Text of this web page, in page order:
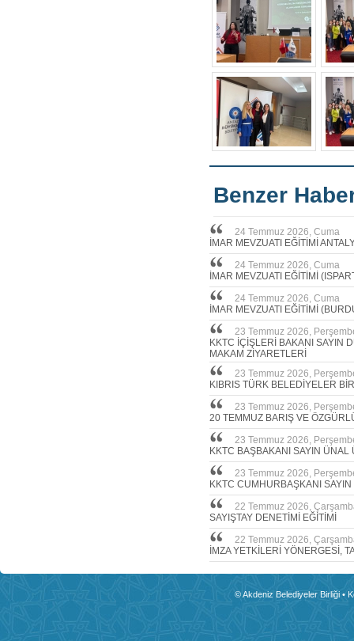
Benzer
24 Temmuz 2026, Cuma
İMAR MEVZUATI EĞİTİMİ
24 Temmuz 2026, Cuma
İMAR MEVZUATI EĞİTİMİ
24 Temmuz 2026, Cuma
İMAR MEVZUATI EĞİTİMİ
23 Temmuz 2026,
KKTC İÇİŞLERİ BAKANI SAYIN
MAKAM ZİYARETLERİ
23 Temmuz 2026,
KIBRIS TÜRK BELEDİYELER
23 Temmuz 2026,
20 TEMMUZ BARIŞ VE
23 Temmuz 2026,
KKTC BAŞBAKANI SAYIN ÜNAL
23 Temmuz 2026,
KKTC CUMHURBAŞKANI
22 Temmuz 2026,
SAYIŞTAY DENETİMİ EĞİTİMİ
22 Temmuz 2026,
İMZA YETKİLERİ YÖNERGESİ,
© Akdeniz Belediyeler Birliği •